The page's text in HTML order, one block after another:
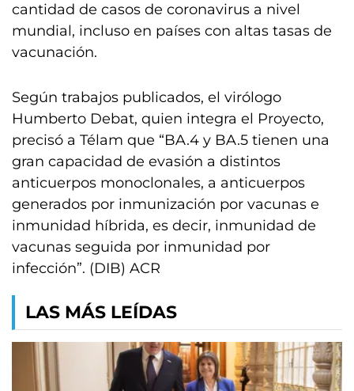
cantidad de casos de coronavirus a nivel
mundial, incluso en países con altas tasas de
vacunación.
Según trabajos publicados, el virólogo
Humberto Debat, quien integra el Proyecto,
precisó a Télam que “BA.4 y BA.5 tienen una
gran capacidad de evasión a distintos
anticuerpos monoclonales, a anticuerpos
generados por inmunización por vacunas e
inmunidad híbrida, es decir, inmunidad de
vacunas seguida por inmunidad por
infección”. (DIB) ACR
LAS MÁS LEÍDAS